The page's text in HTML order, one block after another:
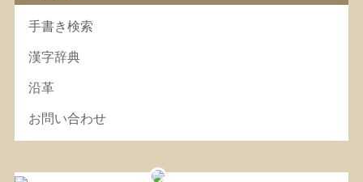
手書き検索
漢字辞典
沿革
お問い合わせ